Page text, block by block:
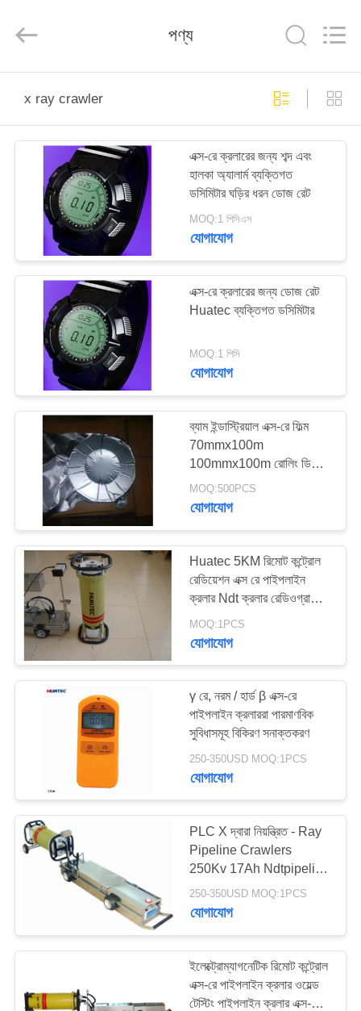
পণ্য
আমাদের
সম্পর্কে
কারখানা
নিয়ন্ত্রণ
যোগাযোগ
উদ্ধৃতির
জন্য
আবেদন
সাইট
ম্যাপ
PRIVACY
POLICY
CORPORATION.
পণ্য
x ray crawler
এক্স-রে ক্রলারের জন্য শব্দ এবং
হালকা অ্যালার্ম ব্যক্তিগত
ডসিমিটার ঘড়ির ধরন ডোজ রেট
MOQ:1 পিসিএস
যোগাযোগ
এক্স-রে ক্রলারের জন্য ডোজ রেট
Huatec ব্যক্তিগত ডসিমিটার
MOQ:1 পিসি
যোগাযোগ
ব্যাম ইন্ডাস্ট্রিয়াল এক্স-রে ফিল্ম
70mmx100m
100mmx100m রোলিং ডি7
হুয়াটেক এক্স-রে ক্রলারের জন্য
MOQ:500PCS
যোগাযোগ
Huatec 5KM রিমোট কন্ট্রোল
রেডিয়েশন এক্স রে পাইপলাইন
ক্রলার Ndt ক্রলার রেডিওগ্রাফি
পাইপলাইন পরিদর্শন
MOQ:1PCS
যোগাযোগ
γ রে, নরম / হার্ড β এক্স-রে
পাইপলাইন ক্রলাররা পারমাণবিক
সুবিধাসমূহ বিকিরণ সনাক্তকরণ
250-350USD MOQ:1PCS
যোগাযোগ
PLC X দ্বারা নিয়ন্ত্রিত - Ray
Pipeline Crawlers
250Kv 17Ah Ndtpipeline
Crawler X-Ray Machine
250-350USD MOQ:1PCS
যোগাযোগ
ইলেক্ট্রোম্যাগনেটিক রিমোট কন্ট্রোল
এক্স-রে পাইপলাইন ক্রলার ওয়েল্ড
টেস্টিং পাইপলাইন ক্রলার এক্স-রে